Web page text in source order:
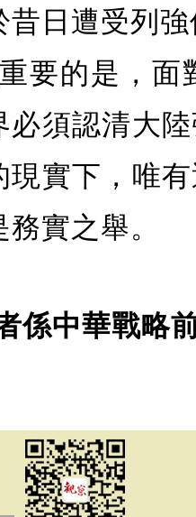
昔日遭受列
要的是，面
必須認清大
現實下，唯
實之舉。
係中華戰略